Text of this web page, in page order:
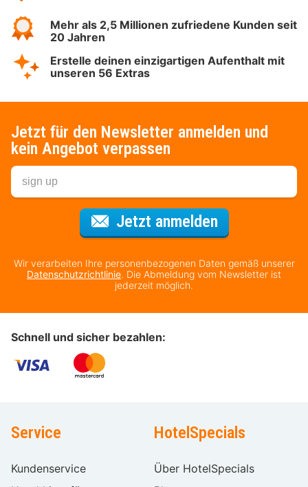
Mehr als 2,5 Millionen zufriedene Kunden seit
20 Jahren
Erstelle deinen einzigartigen Aufenthalt mit
unseren 56 Extras
Jetzt für den Newsletter anmelden und
kein Angebot verpassen
Jetzt anmeldenFür den
Wir verarbeiten Ihre personenbezogenen Daten gemäß unserer
Datenschutzrichtlinie. Die Abmeldung vom Newsletter ist
jederzeit möglich.
Schnell und sicher bezahlen:
Service
Kundenservice
HotelSpecials
Über HotelSpecials